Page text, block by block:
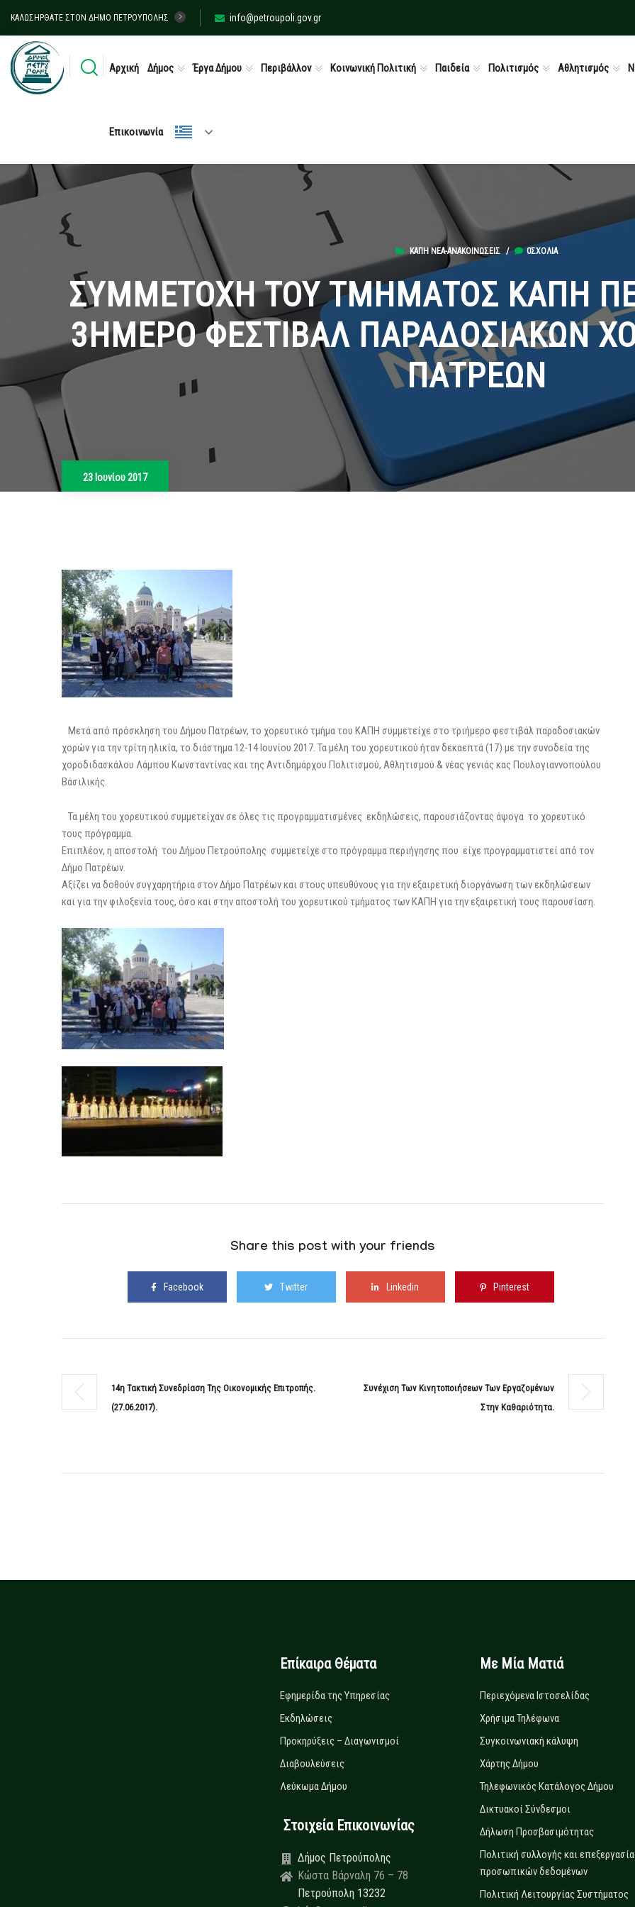
ΚΑΛΩΣΉΡΘΑΤΕ ΣΤΟΝ ΔΉΜΟ ΠΕΤΡΟΎΠΟΛΗΣ info@petroupoli.gov.gr
Αρχική Δήμος Έργα Δήμου Περιβάλλον Κοινωνική Πολιτική Παιδεία Πολιτισμός Αθλητισμός
Επικοινωνία
ΚΑΠΗ ΝΈΑ-ΑΝΑΚΟΙΝΏΣΕΙΣ/ 0ΣΧΌΛΙΑ
ΣΥΜΜΕΤΟΧΗ ΤΟΥ ΤΜΗΜΑΤΟΣ ΚΑΠΗ
3ΗΜΕΡΟ ΦΕΣΤΙΒΑΛ ΠΑΡΑΔΟΣΙΑΚΩΝ
ΠΑΤΡΕΩΝ
23 Ιουνίου 2017
Μετά από πρόσκληση του Δήμου Πατρέων, το χορευτικό τμήμα του ΚΑΠΗ συμμετείχε στο τριήμερο φεστιβάλ παραδοσιακών
χορών για την τρίτη ηλικία, το διάστημα 12-14 Ιουνίου 2017. Τα μέλη του χορευτικού ήταν δεκαεπτά (17) με την συνοδεία της
χοροδιδασκάλου Λάμπου Κωνσταντίνας και της Αντιδημάρχου Πολιτισμού, Αθλητισμού & νέας γενιάς κας Πουλογιαννοπούλου
Βάσιλικής.
Τα μέλη του χορευτικού συμμετείχαν σε όλες τις προγραμματισμένες εκδηλώσεις, παρουσιάζοντας άψογα το χορευτικό
τους πρόγραμμα.
Επιπλέον, η αποστολή του Δήμου Πετρούπολης συμμετείχε στο πρόγραμμα περιήγησης που είχε προγραμματιστεί από τον
Δήμο Πατρέων.
Αξίζει να δοθούν συγχαρητήρια στον Δήμο Πατρέων και στους υπευθύνους για την εξαιρετική διοργάνωση των εκδηλώσεων
και για την φιλοξενία τους, όσο και στην αποστολή του χορευτικού τμήματος των ΚΑΠΗ για την εξαιρετική τους παρουσίαση.
Share this post with your friends
Facebook Twitter Linkedin Pinterest
14η Τακτική Συνεδρίαση Της Οικονομικής Επιτροπής.
(27.06.2017).
Συνέχιση Των Κινητοποιήσεων Των Εργαζομένων
Στην Καθαριότητα.
Επίκαιρα Θέματα
Εφημερίδα της Υπηρεσίας
Εκδηλώσεις
Προκηρύξεις – Διαγωνισμοί
Διαβουλεύσεις
Λεύκωμα Δήμου
Στοιχεία Επικοινωνίας
Δήμος Πετρούπολης
Κώστα Βάρναλη 76 – 78
Πετρούπολη 13232
Με Μία Ματιά
Περιεχόμενα Ιστοσελίδας
Χρήσιμα Τηλέφωνα
Συγκοινωνιακή κάλυψη
Χάρτης Δήμου
Τηλεφωνικός Κατάλογος Δήμου
Δικτυακοί Σύνδεσμοι
Δήλωση Προσβασιμότητας
Πολιτική συλλογής και
προσωπικών δεδομένων
Πολιτική Λειτουργίας Συστήματος